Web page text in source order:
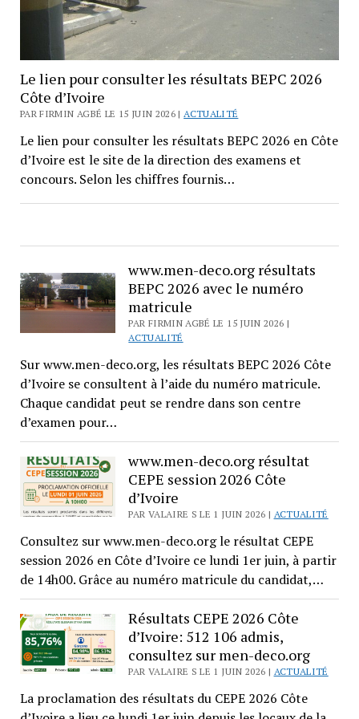
Le lien pour consulter les résultats BEPC 2026
Côte d’Ivoire
PAR FIRMIN AGBÉ LE 15 JUIN 2026 | ACTUALITÉ
Le lien pour consulter les résultats BEPC 2026 en Côte
d’Ivoire est le site de la direction des examens et
concours. Selon les chiffres fournis…
www.men-deco.org résultats
BEPC 2026 avec le numéro
matricule
PAR FIRMIN AGBÉ LE 15 JUIN 2026 |
ACTUALITÉ
Sur www.men-deco.org, les résultats BEPC 2026 Côte
d’Ivoire se consultent à l’aide du numéro matricule.
Chaque candidat peut se rendre dans son centre
d’examen pour…
www.men-deco.org résultat
CEPE session 2026 Côte
d’Ivoire
PAR VALAIRE S LE 1 JUIN 2026 | ACTUALITÉ
Consultez sur www.men-deco.org le résultat CEPE
session 2026 en Côte d’Ivoire ce lundi 1er juin, à partir
de 14h00. Grâce au numéro matricule du candidat,…
Résultats CEPE 2026 Côte
d’Ivoire: 512 106 admis,
consultez sur men-deco.org
PAR VALAIRE S LE 1 JUIN 2026 | ACTUALITÉ
La proclamation des résultats du CEPE 2026 Côte